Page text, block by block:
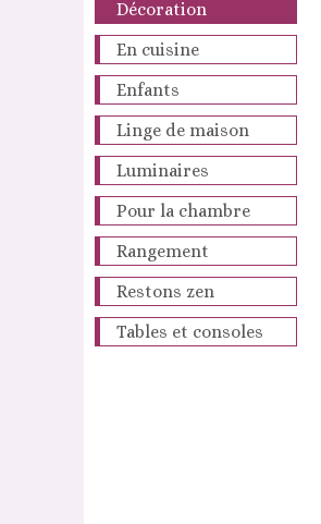
Décoration
En cuisine
Enfants
Linge de maison
Luminaires
Pour la chambre
Rangement
Restons zen
Tables et consoles